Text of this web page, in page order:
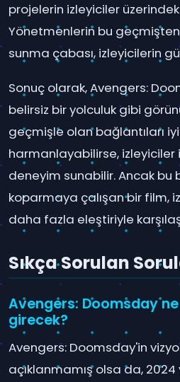
projelerin izleyiciler
Yönetmenlerin bu geçmişten
sunma çabası, izleyicilerin
Sonuç olarak, Avengers:
belirsiz bir yolculuk gibi
geçmişle olan bağlantıları
harmanlayabilirse,
deneyim sunabilir. Ancak bu
koparmaya çalışan bir film,
daha fazla eleştiriyle
Sıkça Sorulan
Avengers: Doomsday
girecek?
Avengers: Doomsday'in
açıklanmamış olsa da,